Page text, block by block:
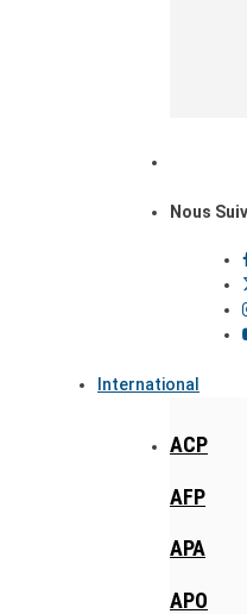
Nous
International
ACP
AFP
APA
APO